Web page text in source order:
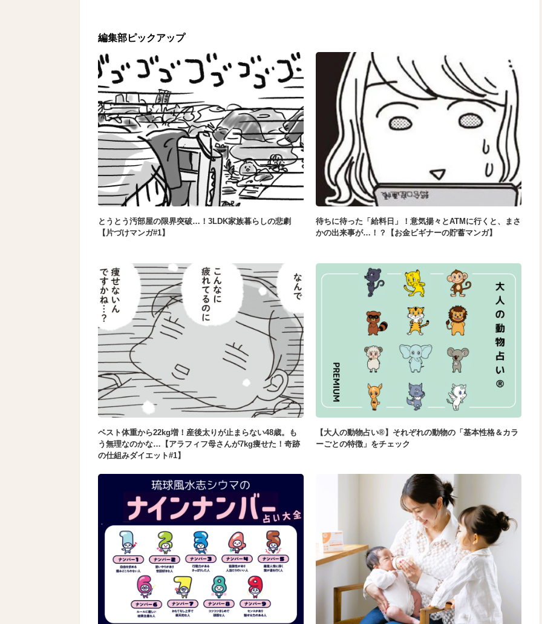
編集部ピックアップ
とうとう汚部屋の限界突破…！3LDK家族暮らしの悲劇
【片づけマンガ#1】
待ちに待った「給料日」！意気揚々とATMに行くと、まさ
かの出来事が…！？【お金ビギナーの貯蓄マンガ】
ベスト体重から22kg増！産後太りが止まらない48歳。も
う無理なのかな…【アラフィフ母さんが7kg痩せた！奇跡
の仕組みダイエット#1】
【大人の動物占い®】それぞれの動物の「基本性格＆カラ
ーごとの特徴」をチェック